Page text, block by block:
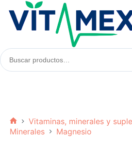
contenido
Buscar
productos:
Inicio
Vitaminas, minerales y
Minerales
Magnesio